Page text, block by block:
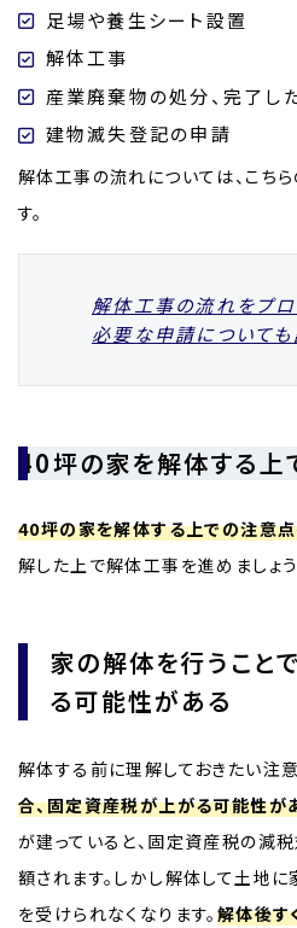
足場や養生シート設置
解体工事
産業廃棄物の処分、完了し
建物滅失登記の申請
解体工事の流れについては、こち
す。
解体工事の流れをプ
必要な申請について
40坪の家を解体する上
40坪の家を解体する上での注意
解した上で解体工事を進めましょう
家の解体を行うこと
る可能性がある
解体する前に理解しておきたい注意
合、固定資産税が上がる可能性が
が建っていると、固定資産税の減
額されます。しかし解体して土地
を受けられなくなります。 解体後す